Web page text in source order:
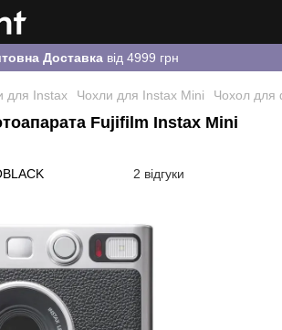
Доставка від 4999 грн
для Instax Чохли для Instax Mini Чохол для
Fujifilm Instax Mini
2 відгуки